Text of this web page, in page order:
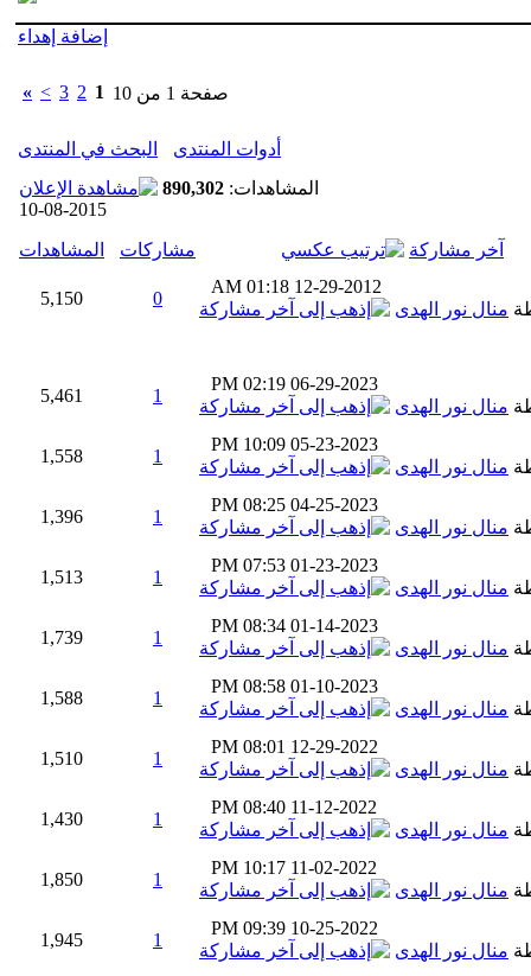
إضافة إهداء
صفحة 1 من 10 1
2
3
>
»
أدوات المنتدى
البحث في المنتدى
المشاهدات: 890,302
10-08-2015
آخر مشاركة
مشاركات
المشاهدات
12-29-2012
01:18 AM
منال نور الهدى
0
5,150
06-29-2023
02:19 PM
منال نور الهدى
1
5,461
05-23-2023
10:09 PM
منال نور الهدى
1
1,558
04-25-2023
08:25 PM
منال نور الهدى
1
1,396
01-23-2023
07:53 PM
منال نور الهدى
1
1,513
01-14-2023
08:34 PM
منال نور الهدى
1
1,739
01-10-2023
08:58 PM
منال نور الهدى
1
1,588
12-29-2022
08:01 PM
منال نور الهدى
1
1,510
11-12-2022
08:40 PM
منال نور الهدى
1
1,430
11-02-2022
10:17 PM
منال نور الهدى
1
1,850
10-25-2022
09:39 PM
منال نور الهدى
1
1,945